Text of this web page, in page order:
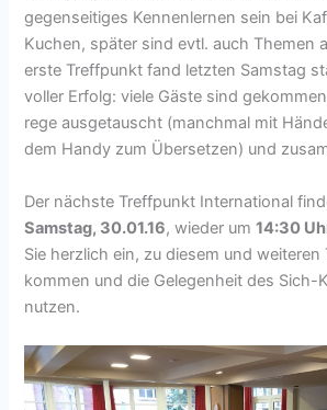
gegenseitiges Kennenlernen sein bei
Kuchen, später sind evtl. auch Themen
erste Treffpunkt fand letzten Samstag
voller Erfolg: viele Gäste sind
rege ausgetauscht (manchmal mit
dem Handy zum Übersetzen) und
Der nächste Treffpunkt International
Samstag, 30.01.16, wieder um14:30
Sie herzlich ein, zu diesem und weiteren
kommen und die Gelegenheit des Sich-
nutzen.